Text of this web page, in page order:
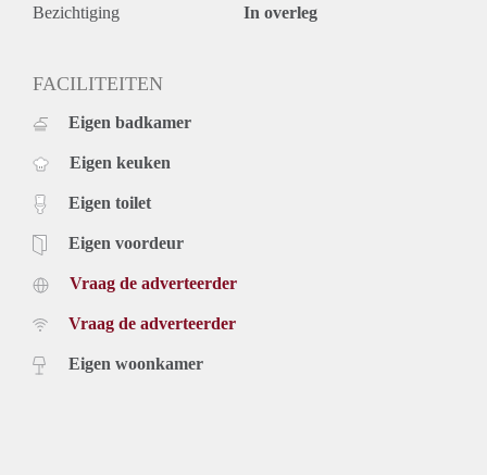
Bezichtiging In overleg
FACILITEITEN
Eigen badkamer
Eigen keuken
Eigen toilet
Eigen voordeur
Vraag de adverteerder
Vraag de adverteerder
Eigen woonkamer